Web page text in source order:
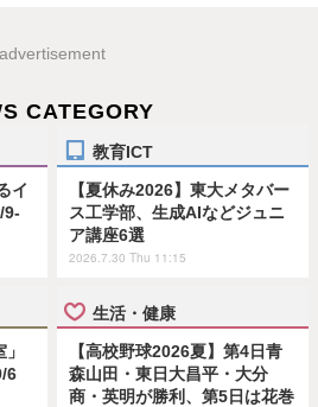
advertisement
CATEGORY
イ
9-
教育ICT
【夏休み2026】東大メタバー
ス工学部、生成AIなどジュニ
ア講座6選
2026.7.30 Thu 11:15
6
生活・健康
【高校野球2026夏】第4日青
森山田・東日大昌平・大分
商・英明が勝利、第5日は花巻